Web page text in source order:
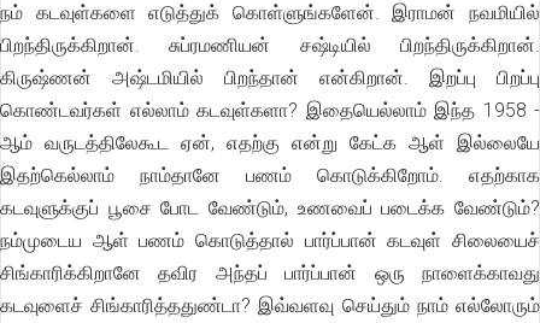
நம் கடவுள்களை எடுத்துக் கொள்ளுங்களேன். இராமன் நவமியில்
பிறந்திருக்கிறான். சுப்ரமணியன் சஷ்டியில் பிறந்திருக்கிறான்.
கிருஷ்ணன் அஷ்டமியில் பிறந்தான் என்கிறான். இறப்பு பிறப்பு
கொண்டவர்கள் எல்லாம் கடவுள்களா? இதையெல்லாம் இந்த 1958 -
ஆம் வருடத்திலேகூட ஏன், எதற்கு என்று கேட்க ஆள் இல்லையே
இதற்கெல்லாம் நாம்தானே பணம் கொடுக்கிறோம். எதற்காக
கடவுளுக்குப் பூசை போட வேண்டும், உணவைப் படைக்க வேண்டும்?
நம்முடைய ஆள் பணம் கொடுத்தால் பார்ப்பான் கடவுள் சிலையைச்
சிங்காரிக்கிறானே தவிர அந்தப் பார்ப்பான் ஒரு நாளைக்காவது
கடவுளைச் சிங்காரித்ததுண்டா? இவ்வளவு செய்தும் நாம் எல்லோரும்